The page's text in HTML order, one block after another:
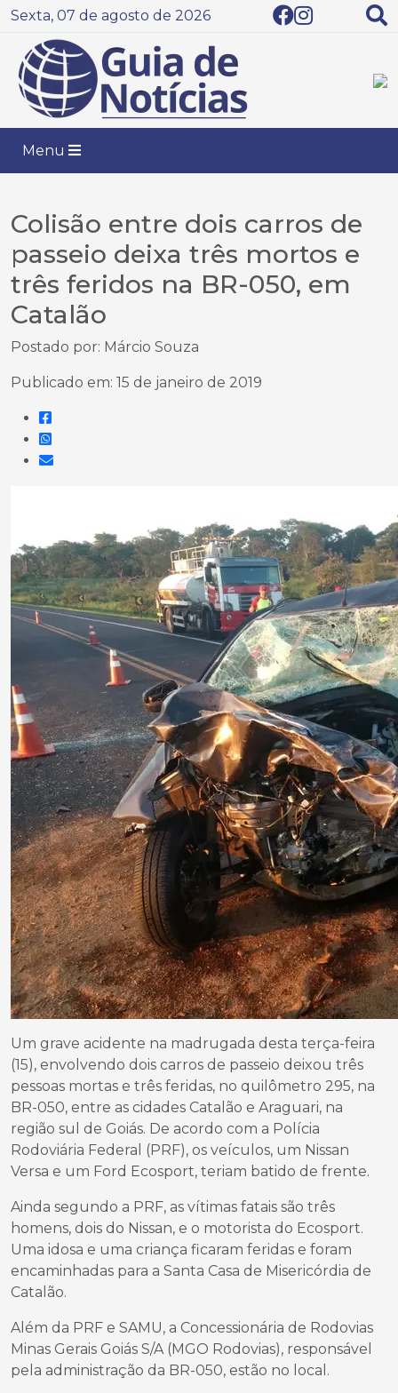
Sexta, 07 de agosto de 2026
Menu
Colisão entre dois carros de
passeio deixa três mortos e
três feridos na BR-050, em
Catalão
Postado por: Márcio Souza
Publicado em: 15 de janeiro de 2019
Um grave acidente na madrugada desta terça-feira
(15), envolvendo dois carros de passeio deixou três
pessoas mortas e três feridas, no quilômetro 295, na
BR-050, entre as cidades Catalão e Araguari, na
região sul de Goiás. De acordo com a Polícia
Rodoviária Federal (PRF), os veículos, um Nissan
Versa e um Ford Ecosport, teriam batido de frente.
Ainda segundo a PRF, as vítimas fatais são três
homens, dois do Nissan, e o motorista do Ecosport.
Uma idosa e uma criança ficaram feridas e foram
encaminhadas para a Santa Casa de Misericórdia de
Catalão.
Além da PRF e SAMU, a Concessionária de Rodovias
Minas Gerais Goiás S/A (MGO Rodovias), responsável
pela administração da BR-050, estão no local.